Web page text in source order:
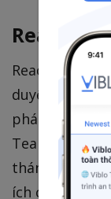
React
React
duyệt thú vị
phát triển bởi
Team. Phiên
tháng 3 năm
ích cho bất kỳ